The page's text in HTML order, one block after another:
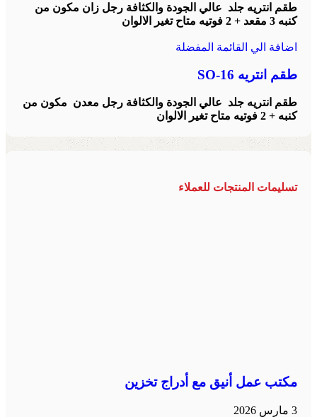
طقم انتريه جلد عالي الجودة والكثافة رجل زان مكون من
كنبه 3 مقعد + 2 فوتيه
متاح تغير الالوان
اضافة الي القائمة المفضلة
طقم انتريه SO-16
طقم انتريه جلد عالي الجودة والكثافة رجل معدن مكون من
كنبه + 2 فوتيه
متاح تغير الالوان
تسليمات المنتجات للعملاء
مكتب عمل أنيق مع أدراج تخزين
3 مارس 2026